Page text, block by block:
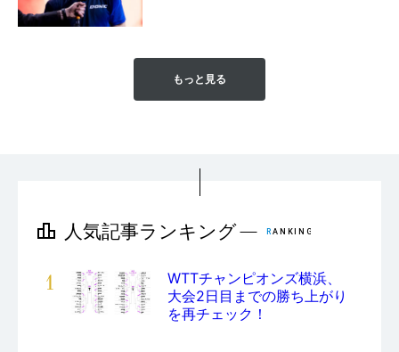
もっと見る
1
WTTチャンピオンズ横浜、
大会2日目までの勝ち上がり
を再チェック！